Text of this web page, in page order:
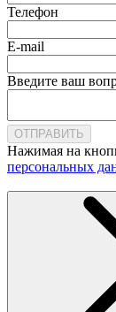
Телефон
E-mail
Введите ваш
ОТПРАВИТЬ
Нажимая на
персональных